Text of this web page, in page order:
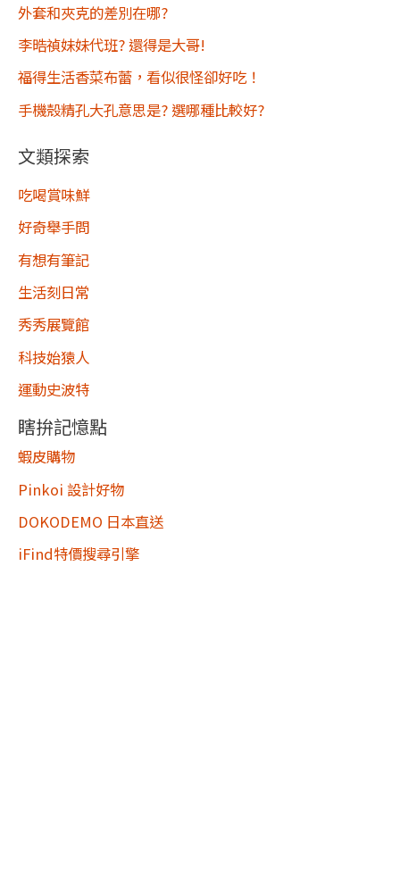
外套和夾克的差別在哪?
李晧禎妹妹代班? 還得是大哥!
福得生活香菜布蕾，看似很怪卻好吃！
手機殼精孔大孔意思是? 選哪種比較好?
文類探索
吃喝賞味鮮
好奇舉手問
有想有筆記
生活刻日常
秀秀展覽館
科技始猿人
運動史波特
瞎拚記憶點
蝦皮購物
Pinkoi 設計好物
DOKODEMO 日本直送
iFind特價搜尋引擎